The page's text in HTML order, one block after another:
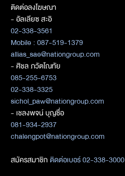
ติดต่อลงโฆษณา
- อัลเลียซ สะอิ
02-338-3561
Mobile : 087-519-1379
allias_sae@nationgroup.com
- ศิชล ภวัตโณทัย
085-255-6753
02-338-3325
sichol_paw@nationgroup.com
- เชลงพจน์ บุญซื่อ
081-934-2937
chalengpot@nationgroup.com
สมัครสมาชิกติดต่อเบอร์ 02-338-3000